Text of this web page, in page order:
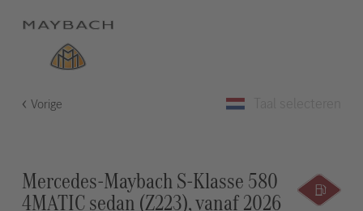
Vorige
Mercedes-Maybach S-Klasse 580
4MATIC sedan (Z223), vanaf 2026